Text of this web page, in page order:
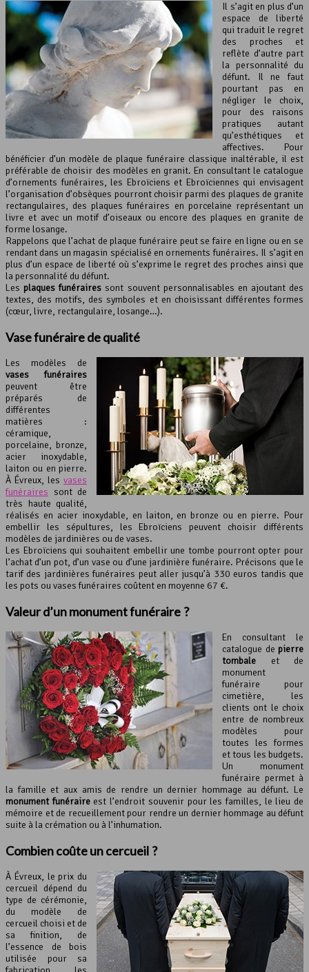
Il s’agit en plus d’un
espace de liberté
qui traduit le regret
des proches et
reflète d’autre part
la personnalité du
défunt. Il ne faut
pourtant pas en
négliger le choix,
pour des raisons
pratiques autant
qu’esthétiques et
affectives. Pour
bénéficier d’un modèle de plaque funéraire classique inaltérable, il est
préférable de choisir des modèles en granit. En consultant le catalogue
d’ornements funéraires, les Ebroïciens et Ebroïciennes qui envisagent
l’organisation d’obsèques pourront choisir parmi des plaques de granite
rectangulaires, des plaques funéraires en porcelaine représentant un
livre et avec un motif d’oiseaux ou encore des plaques en granite de
forme losange.
Rappelons que l’achat de plaque funéraire peut se faire en ligne ou en se
rendant dans un magasin spécialisé en ornements funéraires. Il s’agit en
plus d’un espace de liberté où s’exprime le regret des proches ainsi que
la personnalité du défunt.
Les plaques funéraires sont souvent personnalisables en ajoutant des
textes, des motifs, des symboles et en choisissant différentes formes
(cœur, livre, rectangulaire, losange…).
Vase funéraire de qualité
Les modèles de
vases funéraires
peuvent être
préparés de
différentes
matières :
céramique,
porcelaine, bronze,
acier inoxydable,
laiton ou en pierre.
À Évreux, les vases
funéraires sont de
très haute qualité,
réalisés en acier inoxydable, en laiton, en bronze ou en pierre. Pour
embellir les sépultures, les Ebroïciens peuvent choisir différents
modèles de jardinières ou de vases.
Les Ebroïciens qui souhaitent embellir une tombe pourront opter pour
l’achat d’un pot, d’un vase ou d’une jardinière funéraire. Précisons que le
tarif des jardinières funéraires peut aller jusqu’à 330 euros tandis que
les pots ou vases funéraires coûtent en moyenne 67 €.
Valeur d’unmonument funéraire ?
En consultant le
catalogue de pierre
tombale et de
monument
funéraire pour
cimetière, les
clients ont le choix
entre de nombreux
modèles pour
toutes les formes
et tous les budgets.
Un monument
funéraire permet à
la famille et aux amis de rendre un dernier hommage au défunt. Le
monument funéraireest l’endroit souvenir pour les familles, le lieu de
mémoire et de recueillement pour rendre un dernier hommage au défunt
suite à la crémation ou à l’inhumation.
Combien coûte un cercueil ?
À Évreux, le prix du
cercueil dépend du
type de cérémonie,
du modèle de
cercueil choisi et de
sa finition, de
l’essence de bois
utilisée pour sa